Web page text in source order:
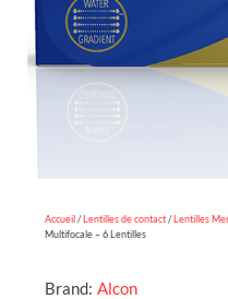
Accueil/Lentilles de contact/Lentilles
Multifocale – 6 Lentilles
Brand: Alcon